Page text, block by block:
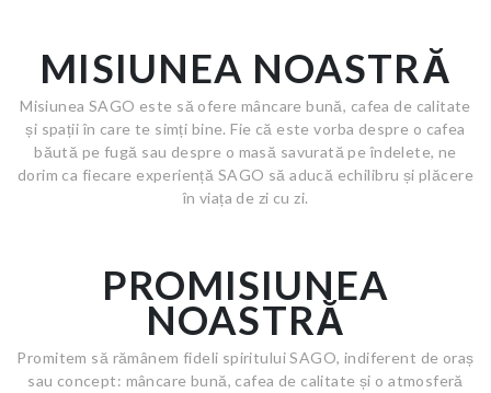
MISIUNEA NOASTRĂ
Misiunea SAGO este să ofere mâncare bună, cafea de calitate
și spații în care te simți bine. Fie că este vorba despre o cafea
băută pe fugă sau despre o masă savurată pe îndelete, ne
dorim ca fiecare experiență SAGO să aducă echilibru și plăcere
în viața de zi cu zi.
PROMISIUNEA
NOASTRĂ
Promitem să rămânem fideli spiritului SAGO, indiferent de oraș
sau concept: mâncare bună, cafea de calitate și o atmosferă